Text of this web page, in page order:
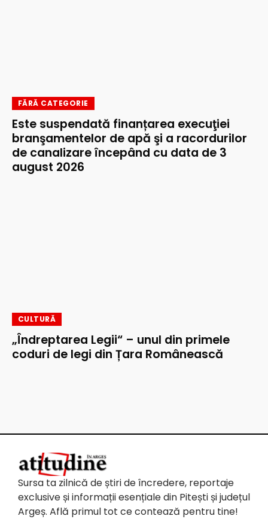
FĂRĂ CATEGORIE
Este suspendată finanțarea execuţiei
branşamentelor de apă şi a racordurilor
de canalizare începând cu data de 3
august 2026
CULTURĂ
„Îndreptarea Legii“ – unul din primele
coduri de legi din Țara Românească
Sursa ta zilnică de știri de încredere, reportaje
exclusive și informații esențiale din Pitești și județul
Argeș. Află primul tot ce contează pentru tine!